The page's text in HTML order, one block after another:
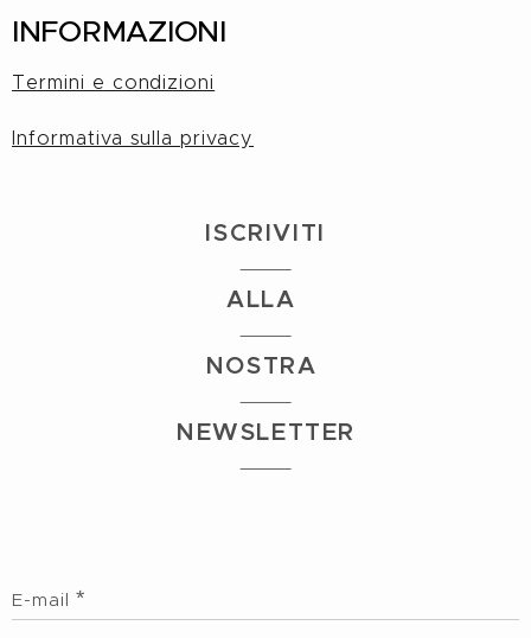
INFORMAZIONI
Termini e condizioni
Informativa sulla privacy
ISCRIVITI
ALLA
NOSTRA
NEWSLETTER
E-mail